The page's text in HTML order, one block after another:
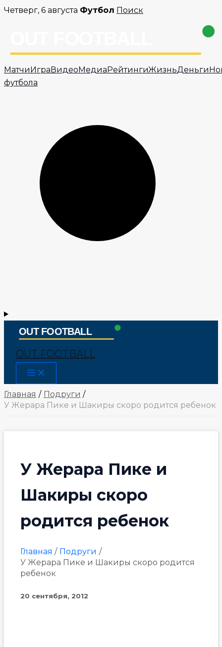
Перейти
Четверг, 6 августа Футбол Поиск
Матчи Игра Видео Медиа РейтингиЖизньДеньги
футбола
OUT FOOTBALL
Main
Menu
Главная
Подруги
У Жерара Пике и Шакиры скоро родится ребенок
У Жерара Пике и
Шакиры скоро
родится ребенок
Главная
Подруги
У Жерара Пике и Шакиры скоро родится
ребенок
20 сентября, 2012